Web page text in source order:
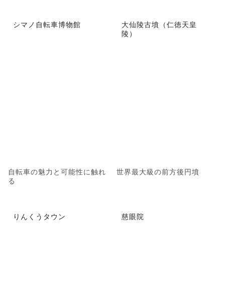
シマノ自転車博物館
自転車の魅力と可能性に触れ
る
大仙陵古墳（仁徳天皇
陵）
世界最大級の前方後円墳
りんくうタウン 慈眼院